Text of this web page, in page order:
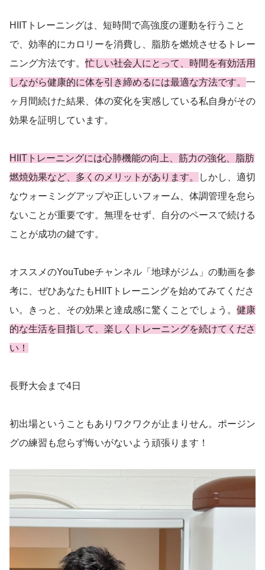
HIITトレーニングは、短時間で高強度の運動を行うこと
で、効率的にカロリーを消費し、脂肪を燃焼させるトレー
ニング方法です。忙しい社会人にとって、時間を有効活用
しながら健康的に体を引き締めるには最適な方法です。 一
ヶ月間続けた結果、体の変化を実感している私自身がその
効果を証明しています。
HIITトレーニングには心肺機能の向上、筋力の強化、脂肪
燃焼効果など、多くのメリットがあります。
しかし、適切
なウォーミングアップや正しいフォーム、体調管理を怠ら
ないことが重要です。無理をせず、自分のペースで続ける
ことが成功の鍵です。
オススメのYouTubeチャンネル「地球がジム」の動画を参
考に、ぜひあなたもHIITトレーニングを始めてみてくださ
い。きっと、その効果と達成感に驚くことでしょう。 健康
的な生活を目指して、楽しくトレーニングを続けてくださ
い！
長野大会まで4日
初出場ということもありワクワクが止まりせん。ポージン
グの練習も怠らず悔いがないよう頑張ります！